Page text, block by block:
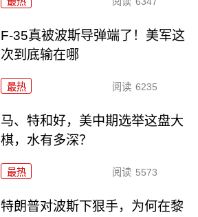
F-35真被波斯导弹端了！美军这
次到底输在哪
最热 阅读 6235
马、特和好，美中期选举这盘大
棋，水有多深？
最热 阅读 5573
特朗普对波斯下狠手，为何在黎